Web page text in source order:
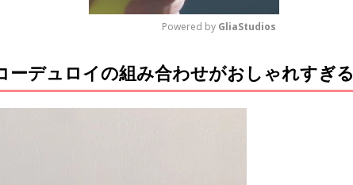
M
u
Powered by GliaStudios
ーデュロイの組み合わせがおしゃれすぎる